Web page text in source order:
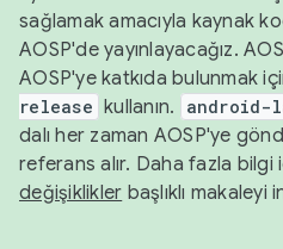
sağlamak amacıyla kaynak
AOSP'de yayınlayacağız.
AOSP'ye katkıda bulunmak
release kullanın. android-
dalı her zaman AOSP'ye
referans alır. Daha fazla bilgi
değişiklikler başlıklı makaleyi